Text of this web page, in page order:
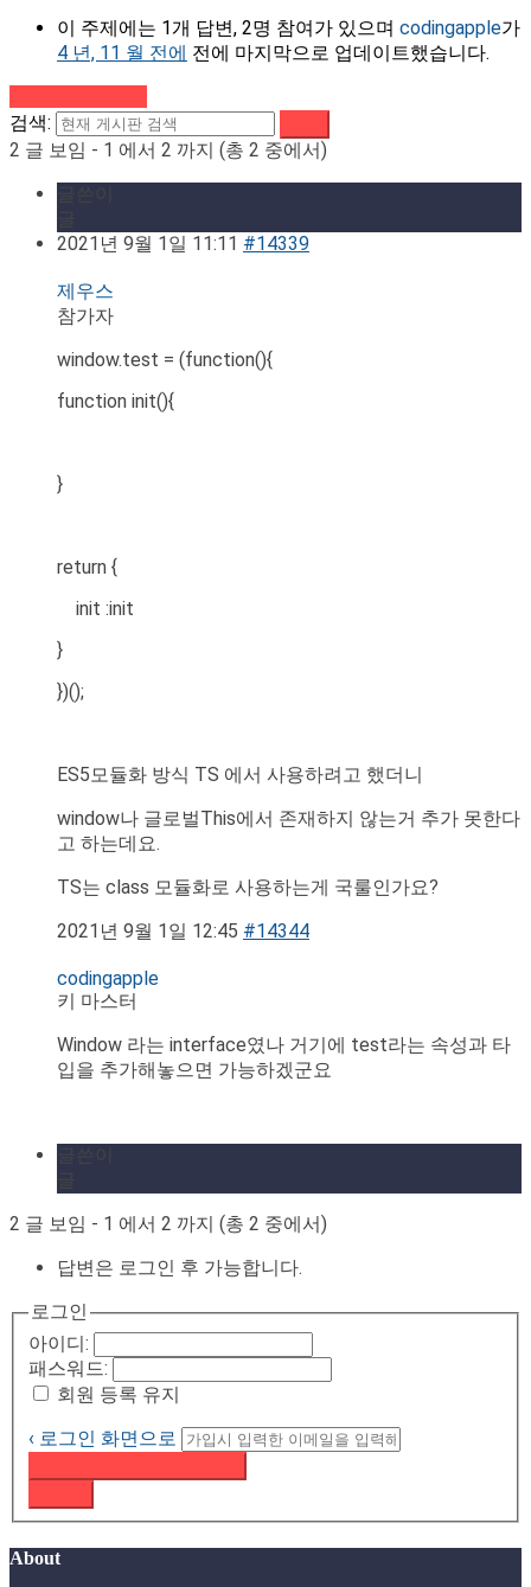
이 주제에는 1개 답변, 2명 참여가 있으며 codingapple가
4 년, 11 월 전에 전에 마지막으로 업데이트했습니다.
검색:
2 글 보임 - 1 에서 2 까지 (총 2 중에서)
2021년 9월 1일 11:11 #14339
제우스
참가자
window.test = (function(){
function init(){
}
return {
init :init
}
})();
ES5모듈화 방식 TS 에서 사용하려고 했더니
window나 글로벌This에서 존재하지 않는거 추가 못한다
고 하는데요.
TS는 class 모듈화로 사용하는게 국룰인가요?
2021년 9월 1일 12:45 #14344
codingapple
키 마스터
Window 라는 interface였나 거기에 test라는 속성과 타
입을 추가해놓으면 가능하겠군요
2 글 보임 - 1 에서 2 까지 (총 2 중에서)
답변은 로그인 후 가능합니다.
로그인
아이디:
패스워드:
회원 등록 유지
‹ 로그인 화면으로
About